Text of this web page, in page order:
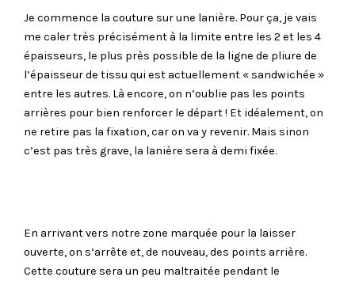
Je commence la couture sur une lanière. Pour ça, je vais
me caler très précisément à la limite entre les 2 et les 4
épaisseurs, le plus près possible de la ligne de pliure de
l’épaisseur de tissu qui est actuellement « sandwichée »
entre les autres. Là encore, on n’oublie pas les points
arrières pour bien renforcer le départ ! Et idéalement, on
ne retire pas la fixation, car on va y revenir. Mais sinon
c’est pas très grave, la lanière sera à demi fixée.
En arrivant vers notre zone marquée pour la laisser
ouverte, on s’arrête et, de nouveau, des points arrière.
Cette couture sera un peu maltraitée pendant le